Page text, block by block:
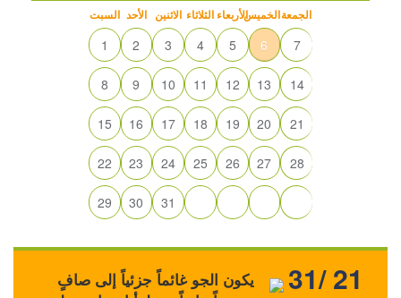
السبت الأحد الاثنين الثلاثاء الأربعاءالخميسالجمعة
1 2 3 4 5 6 7
8 9 10 11 12 13 14
15 16 17 18 19 20 21
22 23 24 25 26 27 28
29 30 31
يكون الجو غائماً جزئياً إلى صافٍ
31/ 21